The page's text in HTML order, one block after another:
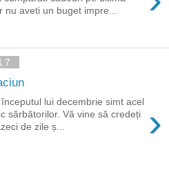
nu aveti un buget impre...
›
lui decembrie simt acel
sărbătorilor. Vă vine să credeți
de zile ș...